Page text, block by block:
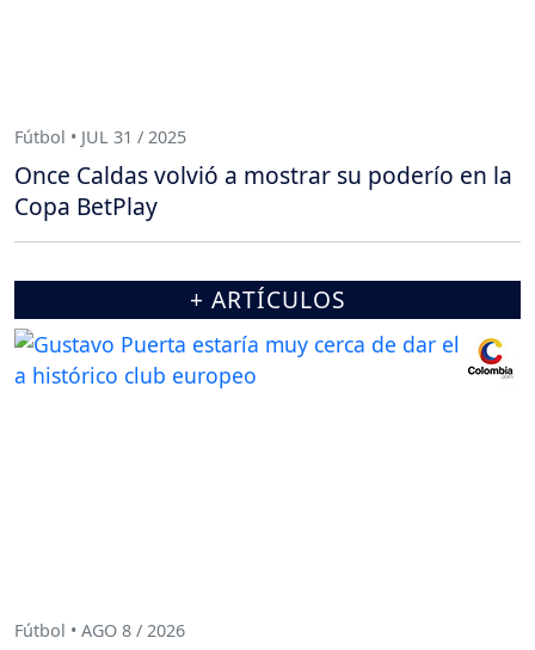
Fútbol • JUL 31 / 2025
Once Caldas volvió a mostrar su poderío en la
Copa BetPlay
+ ARTÍCULOS
Fútbol • AGO 8 / 2026